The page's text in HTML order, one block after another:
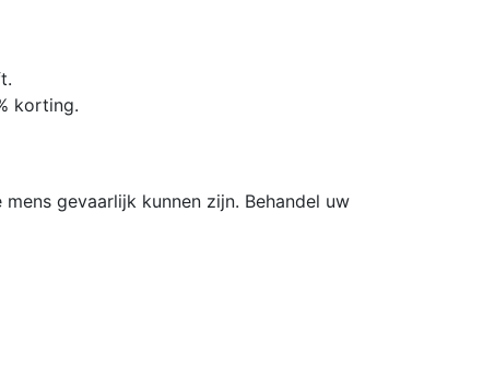
korting.
gevaarlijk kunnen zijn. Behandel uw